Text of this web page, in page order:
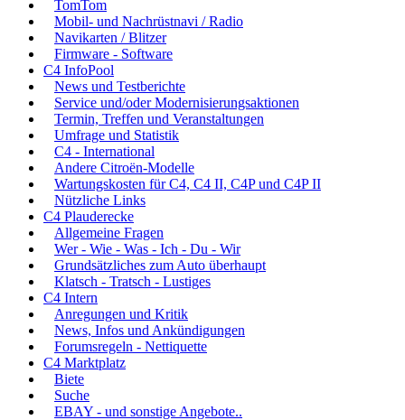
TomTom
Mobil- und Nachrüstnavi / Radio
Navikarten / Blitzer
Firmware - Software
C4 InfoPool
News und Testberichte
Service und/oder Modernisierungsaktionen
Termin, Treffen und Veranstaltungen
Umfrage und Statistik
C4 - International
Andere Citroën-Modelle
Wartungskosten für C4, C4 II, C4P und C4P II
Nützliche Links
C4 Plauderecke
Allgemeine Fragen
Wer - Wie - Was - Ich - Du - Wir
Grundsätzliches zum Auto überhaupt
Klatsch - Tratsch - Lustiges
C4 Intern
Anregungen und Kritik
News, Infos und Ankündigungen
Forumsregeln - Nettiquette
C4 Marktplatz
Biete
Suche
EBAY - und sonstige Angebote..